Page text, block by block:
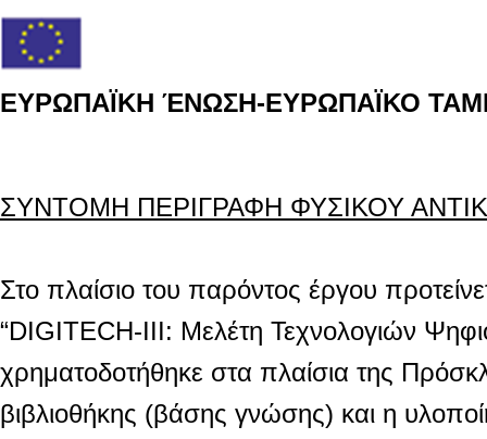
ΕΥΡΩΠΑΪΚΗ ΈΝΩΣΗ-ΕΥΡΩΠΑΪΚΟ
ΣΥΝΤΟΜΗ ΠΕΡΙΓΡΑΦΗ ΦΥΣΙΚΟΥ
Στο πλαίσιο του παρόντος έργου
“DIGITECH-III: Μελέτη Τεχνολογιών
χρηματοδοτήθηκε στα πλαίσια της
βιβλιοθήκης (βάσης γνώσης) και η